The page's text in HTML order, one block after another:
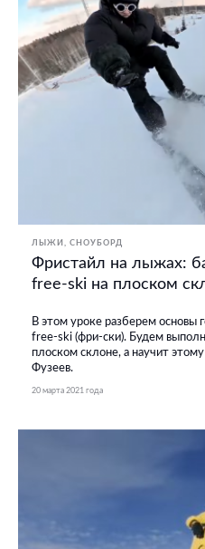
ЛЫЖИ СНОУБОРД
Фристайл на лыжах:
free-ski на плоском
В этом уроке разберем основы
free-ski (фри-ски). Будем
плоском склоне, а научит
Фузеев.
20 марта 2021 года